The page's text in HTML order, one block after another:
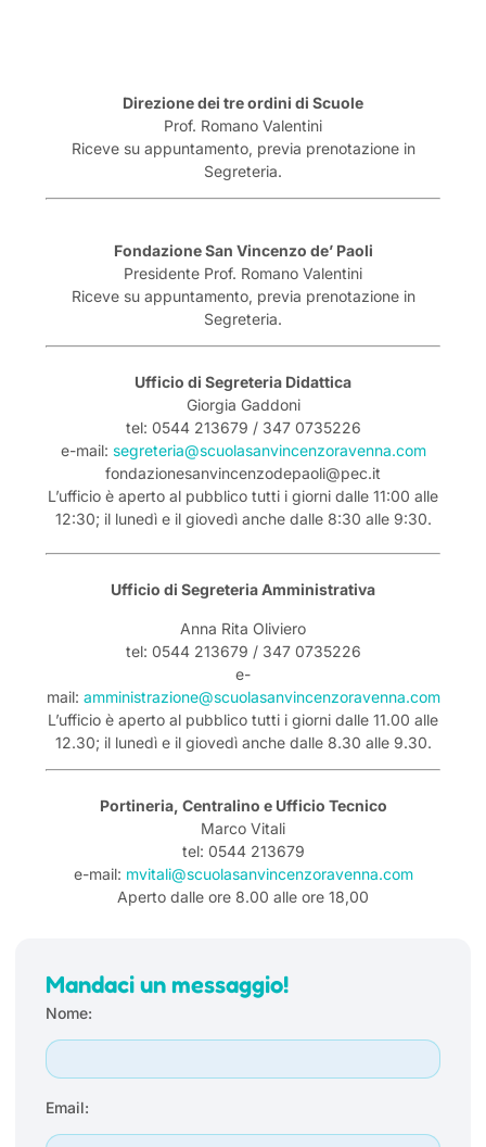
Direzione dei tre ordini di Scuole
Prof. Romano Valentini
Riceve su appuntamento, previa prenotazione in
Segreteria.
Fondazione San Vincenzo de’ Paoli
Presidente Prof. Romano Valentini
Riceve su appuntamento, previa prenotazione in
Segreteria.
Ufficio di Segreteria Didattica
Giorgia Gaddoni
tel: 0544 213679 / 347 0735226
e-mail: segreteria@scuolasanvincenzoravenna.com
fondazionesanvincenzodepaoli@pec.it
L’ufficio è aperto al pubblico tutti i giorni dalle 11:00 alle
12:30; il lunedì e il giovedì anche dalle 8:30 alle 9:30.
Ufficio di Segreteria Amministrativa
Anna Rita Oliviero
tel: 0544 213679 / 347 0735226
e-
mail: amministrazione@scuolasanvincenzoravenna.com
L’ufficio è aperto al pubblico tutti i giorni dalle 11.00 alle
12.30; il lunedì e il giovedì anche dalle 8.30 alle 9.30.
Portineria, Centralino e Ufficio Tecnico
Marco Vitali
tel: 0544 213679
e-mail: mvitali@scuolasanvincenzoravenna.com
Aperto dalle ore 8.00 alle ore 18,00
Mandaci un messaggio!
Nome:
Email: